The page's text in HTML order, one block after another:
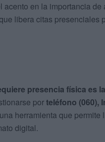
en la importancia de
libera citas presenciales
presencia física es
porteléfono (060),
herramienta que permite
digital.